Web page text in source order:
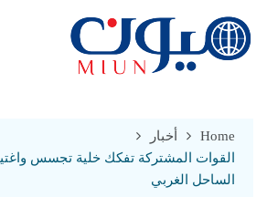
content
Home
أخبار
القوات المشتركة تفكك خلية تجسس
الساحل الغربي